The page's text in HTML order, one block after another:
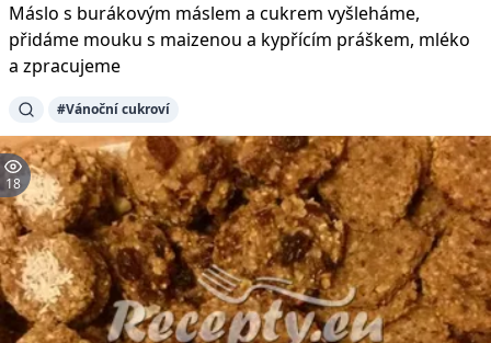
Máslo s burákovým máslem a cukrem vyšleháme,
přidáme mouku s maizenou a kypřícím práškem, mléko
a zpracujeme
#Vánoční cukroví
18